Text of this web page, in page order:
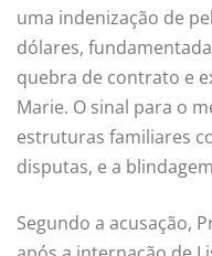
uma indenização de
dólares,
quebra de contrato e
Marie. O sinal para o
estruturas familiares
disputas, e a
Segundo a acusação,